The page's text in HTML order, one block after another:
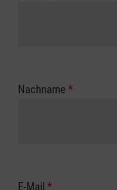
Nachname *
E-Mail *